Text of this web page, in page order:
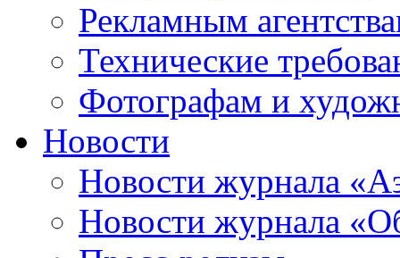
Рекламным
Технические
Фотографам и
Новости
Новости журнала
Новости журнала